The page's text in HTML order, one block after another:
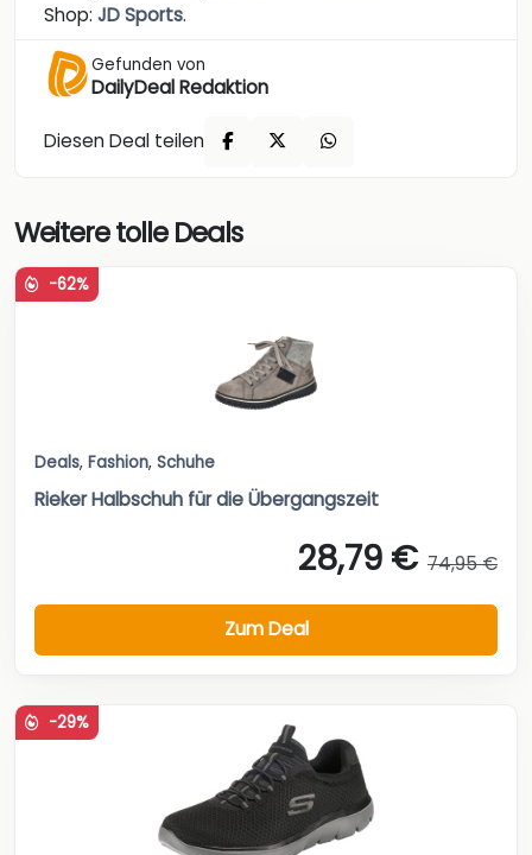
Shop: JD Sports.
Gefunden von
DailyDeal Redaktion
Diesen Deal teilen
Weitere tolle Deals
-62%
Deals, Fashion, Schuhe
Rieker Halbschuh für die Übergangszeit
28,79 € 74,95 €
Zum Deal
-29%